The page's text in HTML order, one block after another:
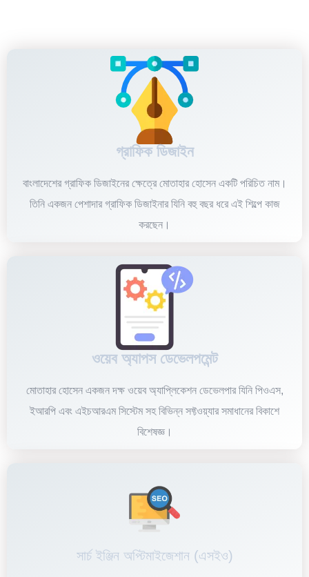
গ্রাফিক ডিজাইন
বাংলাদেশের গ্রাফিক ডিজাইনের ক্ষেত্রে মোতাহার হোসেন একটি পরিচিত নাম।
তিনি একজন পেশাদার গ্রাফিক ডিজাইনার যিনি বহু বছর ধরে এই শিল্পে কাজ
করছেন।
ওয়েব অ্যাপস ডেভেলপমেন্ট
মোতাহার হোসেন একজন দক্ষ ওয়েব অ্যাপ্লিকেশন ডেভেলপার যিনি পিওএস,
ইআরপি এবং এইচআরএম সিস্টেম সহ বিভিন্ন সফ্টওয়্যার সমাধানের বিকাশে
বিশেষজ্ঞ।
সার্চ ইঞ্জিন অপ্টিমাইজেশান (এসইও)